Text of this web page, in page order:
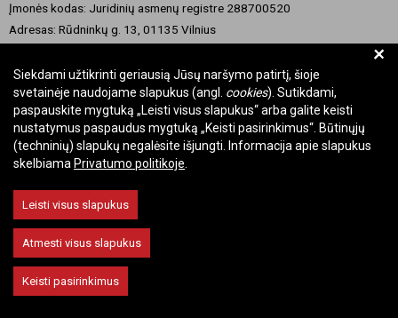
Įmonės kodas: Juridinių asmenų registre 288700520
Adresas: Rūdninkų g. 13, 01135 Vilnius
El. paštas: komisija@vkpk.lt
BENDRAUKIME
Keisti slapukų nustatymus
+
Siekdami užtikrinti geriausią Jūsų naršymo patirtį, šioje
svetainėje naudojame slapukus (angl. cookies). Sutikdami,
paspauskite mygtuką „Leisti visus slapukus“ arba galite keisti
nustatymus paspaudus mygtuką „Keisti pasirinkimus“. Būtinųjų
(techninių) slapukų negalėsite išjungti. Informacija apie slapukus
skelbiama Privatumo politikoje
Leisti visus slapukus
Atmesti visus slapukus
Keisti pasirinkimus